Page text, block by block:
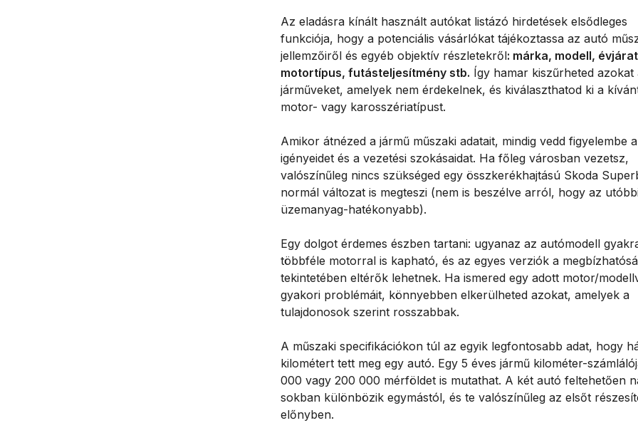
Az eladásra kínált használt autókat listázó hirdetések elsődleges
funkciója, hogy a potenciális vásárlókat tájékoztassa az autó
jellemzőiről és egyéb objektív részletekről: márka, modell,
motortípus, futásteljesítmény stb. Így hamar kiszűrheted azokat
járműveket, amelyek nem érdekelnek, és kiválaszthatod ki a
motor- vagy karosszériatípust.
Amikor átnézed a jármű műszaki adatait, mindig vedd figyelembe
igényeidet és a vezetési szokásaidat. Ha főleg városban vezetsz,
valószínűleg nincs szükséged egy összkerékhajtású Skoda
normál változat is megteszi (nem is beszélve arról, hogy az
üzemanyag-hatékonyabb).
Egy dolgot érdemes észben tartani: ugyanaz az autómodell
többféle motorral is kapható, és az egyes verziók a
tekintetében eltérők lehetnek. Ha ismered egy adott motor/
gyakori problémáit, könnyebben elkerülheted azokat, amelyek a
tulajdonosok szerint rosszabbak.
A műszaki specifikációkon túl az egyik legfontosabb adat, hogy
kilométert tett meg egy autó. Egy 5 éves jármű kilométer-
000 vagy 200 000 mérföldet is mutathat. A két autó feltehetően
sokban különbözik egymástól, és te valószínűleg az elsőt
előnyben.